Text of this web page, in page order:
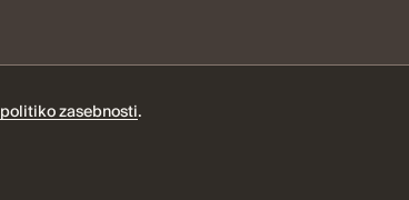
politiko zasebnosti.